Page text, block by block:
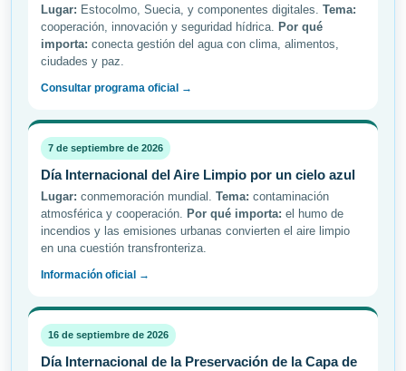
Lugar: Estocolmo, Suecia, y componentes digitales. Tema:
cooperación, innovación y seguridad hídrica. Por qué
importa: conecta gestión del agua con clima, alimentos,
ciudades y paz.
Consultar programa oficial →
7 de septiembre de 2026
Día Internacional del Aire Limpio por un cielo azul
Lugar: conmemoración mundial. Tema: contaminación
atmosférica y cooperación. Por qué importa: el humo de
incendios y las emisiones urbanas convierten el aire limpio
en una cuestión transfronteriza.
Información oficial →
16 de septiembre de 2026
Día Internacional de la Preservación de la Capa de